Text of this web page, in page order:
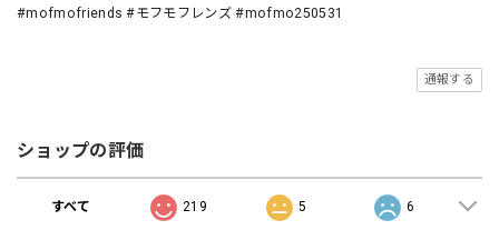
#mofmofriends #モフモフレンズ #mofmo250531
通報する
ショップの評価
すべて 219 5 6